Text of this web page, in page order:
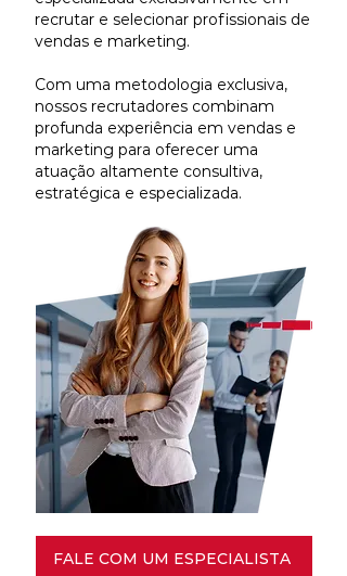
recrutar e selecionar profissionais de
vendas e marketing.
Com uma metodologia exclusiva,
nossos recrutadores combinam
profunda experiência em vendas e
marketing para oferecer uma
atuação altamente consultiva,
estratégica e especializada.
FALE COM UM ESPECIALISTA